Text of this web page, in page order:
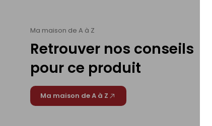
Ma maison de A à Z
Retrouver nos conseils
pour ce produit
Ma maison de A à Z